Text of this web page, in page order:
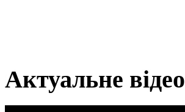
Актуальне відео